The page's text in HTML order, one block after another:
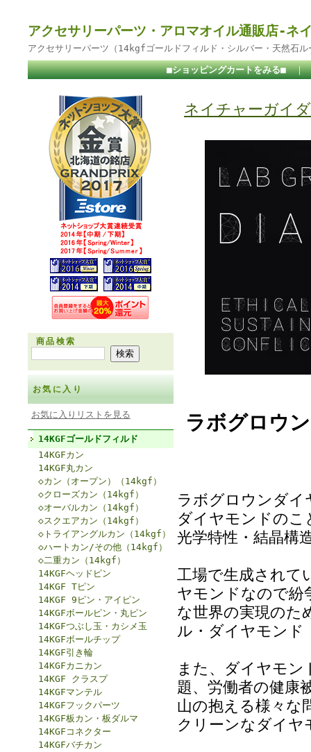
アクセサリーパーツ・アロマオイル通販店-ネ
アクセサリーパーツ（14kgfゴールドフィルド・シルバー・天然石
■ショッピングカートをみる■ ｜
商品検索
お気に入り
お気に入りリストを見る
14KGFゴールドフィルド
14KGFカン
14KGF丸カン
◇カン（オープン）（14kgf）
◇クローズカン（14kgf）
◇オーバルカン（14kgf）
◇スクエアカン（14kgf）
◇トライアングルカン（14kgf）
◇ハートカン/その他（14kgf）
◇二重カン（14kgf）
14KGFヘッドピン
14KGF Tピン
14KGF 9ピン・アイピン
14KGFボールピン・丸ピン
14KGFつぶし玉・カシメ玉
14KGFボールチップ
14KGF引き輪
14KGFカニカン
14KGF クラスプ
14KGFマンテル
14KGFフックパーツ
14KGF板カン・板ダルマ
14KGFコネクター
14KGFバチカン
ネイチャーガイ
ラボグロウ
ラボグロウンダ
ダイヤモンドのこ
光学特性・結晶構
工場で生成されて
ヤモンドなので紛
な世界の実現のた
ル・ダイヤモン
また、ダイヤモン
題、労働者の健康
山の抱える様々な
クリーンなダイヤ